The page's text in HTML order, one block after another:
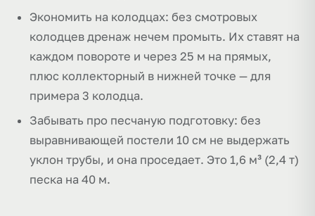
Экономить на колодцах: без смотровых
колодцев дренаж нечем промыть. Их ставят на
каждом повороте и через 25 м на прямых,
плюс коллекторный в нижней точке — для
примера 3 колодца.
Забывать про песчаную подготовку: без
выравнивающей постели 10 см не выдержать
уклон трубы, и она проседает. Это 1,6 м³ (2,4 т)
песка на 40 м.